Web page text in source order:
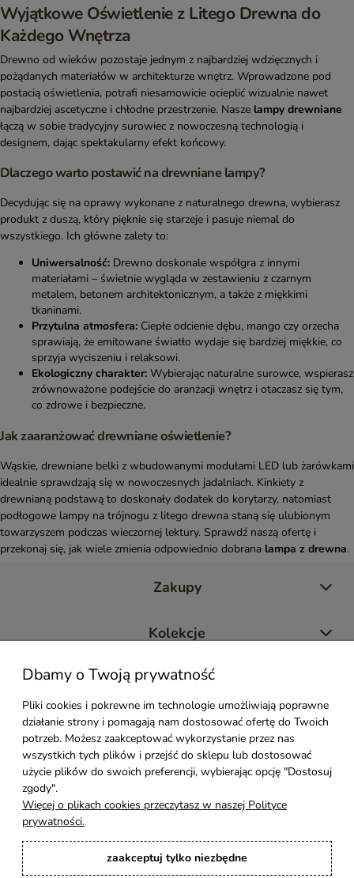
Wyjątkowe Oświetlenie z Litego Drewna do
Każdego Wnętrza
Drewno od wieków pozostaje jednym z najbardziej wdzięcznych i
pożądanych materiałów w architekturze wnętrz. Wprowadzone pod
postacią oświetlenia, potrafi niesamowicie ocieplić wizualnie nawet
najbardziej ascetyczne i chłodne przestrzenie. Nasze lampy drewniane
łączą w sobie tradycyjny surowiec z nowoczesną technologią i
designem, dając spektakularny efekt końcowy.
Dlaczego warto postawić na drewniane lampy?
Decydując się na oprawy wykonane z naturalnego drewna, wybierasz
produkt z duszą, który pięknie się starzeje i pasuje niemal do
wszystkiego. Ich główne zalety to:
Uniwersalność: Drewno doskonale współgra z innymi
materiałami – świetnie wygląda w zestawieniu z czarnym
metalem, betonem architektonicznym, a także z miękkimi
tkaninami.
Przytulna atmosfera: Ciepłe odcienie dębu, mango czy orzecha
sprawiają, że emitowane światło wydaje się bardziej miękkie, co
sprzyja wyciszeniu i relaksowi.
Ekologiczny charakter: Wybierając naturalne surowce, wspierasz
zrównoważone podejście do aranżacji wnętrz i otaczasz się tym,
co zdrowe i bezpieczne.
Jak zaaranżować drewniane oświetlenie?
Wąskie, drewniane belki z wbudowanymi modułami LED lub żarówkami
idealnie sprawdzają się w nowoczesnych jadalniach. Kinkiety z
drewnianą podstawą to doskonały dodatek do korytarzy, natomiast
podłogowe lampy na trójnogu z litego drewna staną się ulubionym
towarzyszem podczas wieczornej lektury. Sprawdź naszą ofertę i
przekonaj się, jak wiele zmienia odpowiednio dobrana lampa z drewna.
Zakupy
Kolekcje
Moje konto
Pomoc
Styl Mebli
Rodzaje drewna
Kontakt
Dbamy o Twoją prywatność
Pliki cookies i pokrewne im technologie umożliwiają poprawne
działanie strony i pomagają nam dostosować ofertę do Twoich
potrzeb. Możesz zaakceptować wykorzystanie przez nas
wszystkich tych plików i przejść do sklepu lub dostosować
użycie plików do swoich preferencji, wybierając opcję "Dostosuj
zgody".
Więcej o plikach cookies przeczytasz w naszej Polityce
prywatności.
zaakceptuj tylko niezbędne